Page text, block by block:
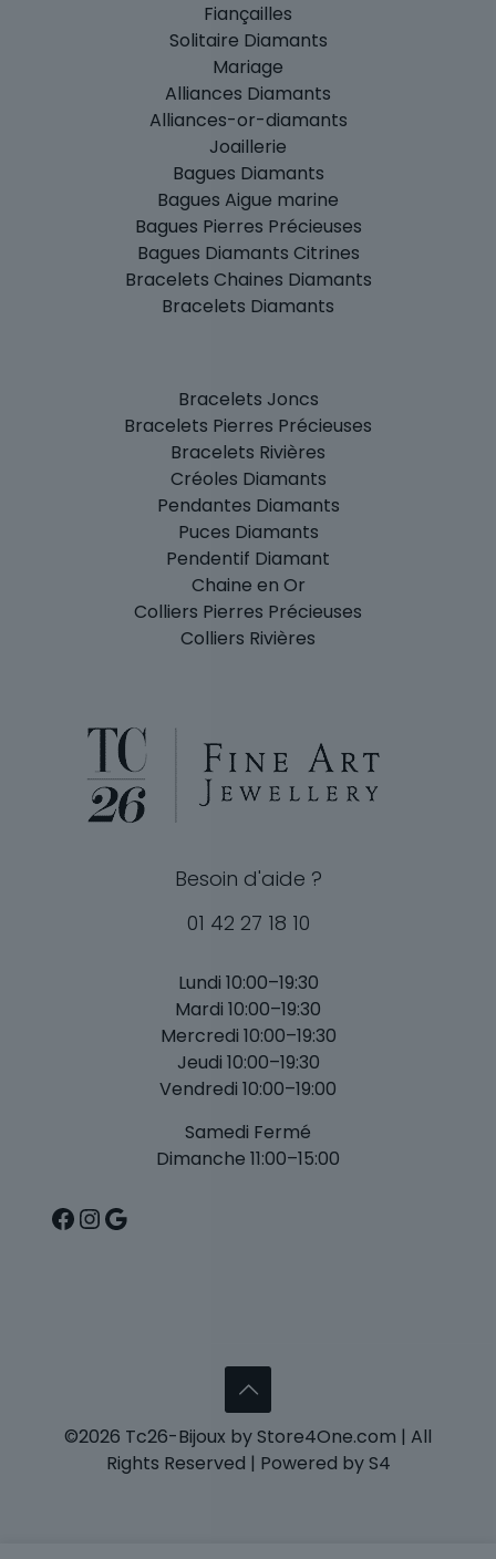
Fiançailles
Solitaire Diamants
Mariage
Alliances Diamants
Alliances-or-diamants
Joaillerie
Bagues Diamants
Bagues Aigue marine
Bagues Pierres Précieuses
Bagues Diamants Citrines
Bracelets Chaines Diamants
Bracelets Diamants
Bracelets Joncs
Bracelets Pierres Précieuses
Bracelets Rivières
Créoles Diamants
Pendantes Diamants
Puces Diamants
Pendentif Diamant
Chaine en Or
Colliers Pierres Précieuses
Colliers Rivières
Besoin d'aide ?
01 42 27 18 10
Lundi 10:00–19:30
Mardi 10:00–19:30
Mercredi 10:00–19:30
Jeudi 10:00–19:30
Vendredi 10:00–19:00
Samedi Fermé
Dimanche 11:00–15:00
Facebook
Instagram
Google
©2026 Tc26-Bijoux by Store4One.com | All
Rights Reserved | Powered by S4